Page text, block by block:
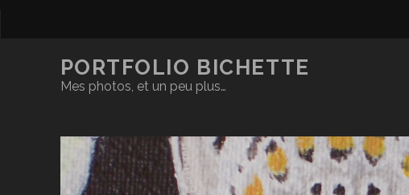
PORTFOLIO BICHETTE
Mes photos, et un peu plus…